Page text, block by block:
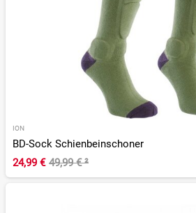
ION
BD-Sock Schienbeinschoner
24,99 € 49,99 €²